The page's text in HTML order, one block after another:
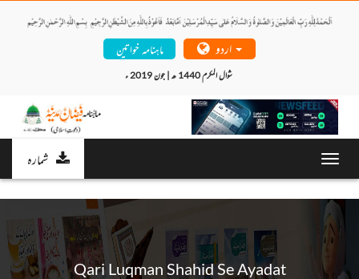
ماہنامہ خواتین
شمارہ
Qari Luqman Shahid Se Ayadat